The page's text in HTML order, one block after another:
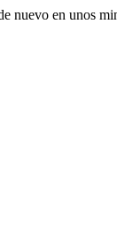
nuevo en unos